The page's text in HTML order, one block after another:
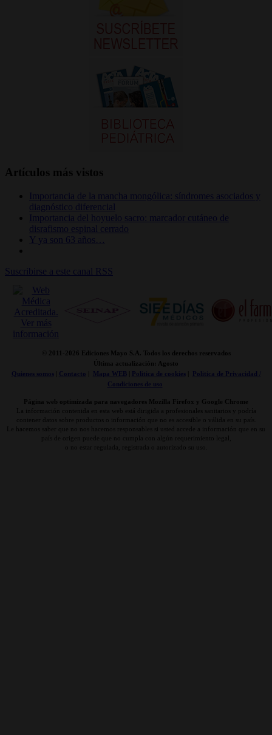
Artículos más vistos
Importancia de la mancha mongólica: síndromes asociados y
diagnóstico diferencial
Importancia del hoyuelo sacro: marcador cutáneo de
disrafismo espinal cerrado
Y ya son 63 años…
Suscribirse a este canal RSS
© 2011- 2026 Ediciones Mayo S.A. Todos los derechos reservados
Última actualización: Agosto
Quienes somos| Contacto Mapa WEB| Politica de cookies|
Politica de Privacidad /
Condiciones de uso
Página web optimizada para navegadores Mozilla Firefox y Google Chrome
La información contenida en esta web está dirigida a profesionales sanitarios y podría
contener datos sobre productos o información que no es accesible o válida en su país.
Le hacemos saber que no nos hacemos responsables si usted accede a información que en su
país de origen puede que no cumpla con algún requerimiento legal,
o no estar regulada, registrada o autorizado su uso.